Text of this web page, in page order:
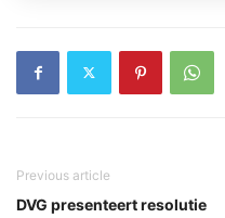
Previous article
DVG presenteert resolutie